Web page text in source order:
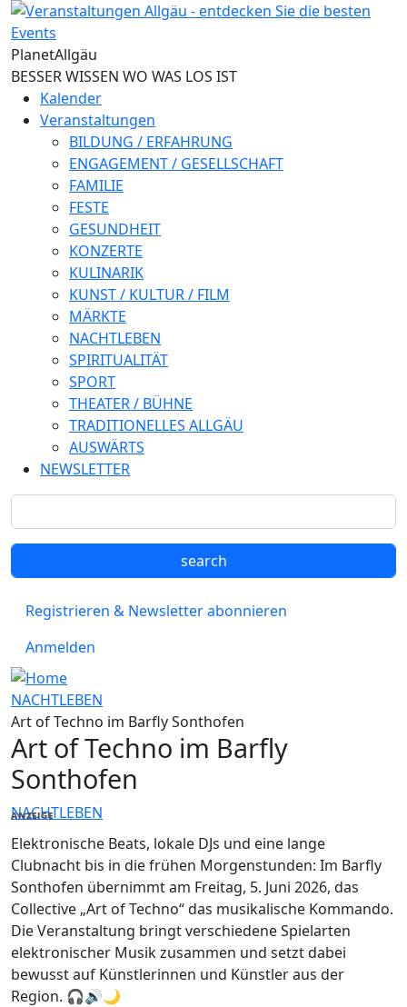
Direkt zum Inhalt
PlanetAllgäu
BESSER WISSEN WO WAS LOS IST
Kalender
Veranstaltungen
BILDUNG / ERFAHRUNG
ENGAGEMENT / GESELLSCHAFT
FAMILIE
FESTE
GESUNDHEIT
KONZERTE
KULINARIK
KUNST / KULTUR / FILM
MÄRKTE
NACHTLEBEN
SPIRITUALITÄT
SPORT
THEATER / BÜHNE
TRADITIONELLES ALLGÄU
AUSWÄRTS
NEWSLETTER
Registrieren & Newsletter abonnieren
Anmelden
NACHTLEBEN
Art of Techno im Barfly Sonthofen
Art of Techno im Barfly
Sonthofen
NACHTLEBEN
ANZEIGE
Elektronische Beats, lokale DJs und eine lange
Clubnacht bis in die frühen Morgenstunden: Im Barfly
Sonthofen übernimmt am Freitag, 5. Juni 2026, das
Collective „Art of Techno“ das musikalische Kommando.
Die Veranstaltung bringt verschiedene Spielarten
elektronischer Musik zusammen und setzt dabei
bewusst auf Künstlerinnen und Künstler aus der
Region. 🎧🔊🌙